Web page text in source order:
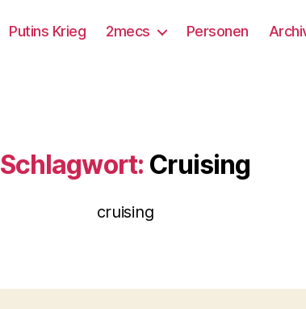
Putins Krieg 2mecs Personen
Schlagwort: Cruising
cruising